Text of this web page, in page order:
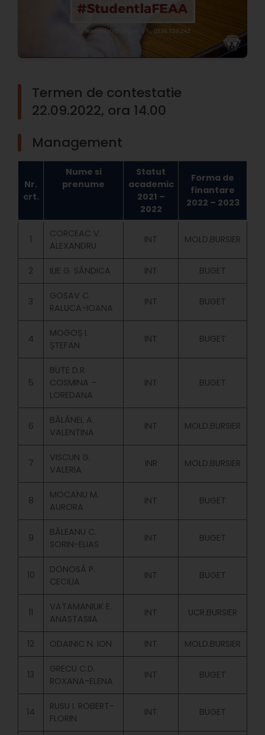
Termen de contestatie
22.09.2022, ora 14.00
Management
Nr.
crt.
Nume si
prenume
Statut
academic
2021 –
2022
Forma de
finantare
2022 – 2023
1
CORCEAC V.
ALEXANDRU
INT MOLD.BURSIER
2 ILIE G. SĂNDICA INT BUGET
3
GOSAV C.
RALUCA-IOANA
INT BUGET
4
MOGOȘ I.
ȘTEFAN
INT BUGET
5
BUTE D.R.
COSMINA –
LOREDANA
INT BUGET
6
BĂLĂNEL A.
VALENTINA
INT MOLD.BURSIER
7
VISCUN G.
VALERIA
INR MOLD.BURSIER
8
MOCANU M.
AURORA
INT BUGET
9
BĂLEANU C.
SORIN-ELIAS
INT BUGET
10
DONOSĂ P.
CECILIA
INT BUGET
11
VATAMANIUK E.
ANASTASIIA
INT UCR.BURSIER
12 ODAINIC N. ION INT MOLD.BURSIER
13
GRECU C.D.
ROXANA-ELENA
INT BUGET
14
RUSU I. ROBERT-
FLORIN
INT BUGET